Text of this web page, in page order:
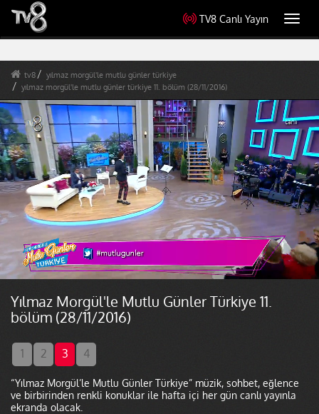
TV8 Canlı Yayın
tv8
yılmaz morgül'le mutlu günler türkiye
yılmaz morgül'le mutlu günler türkiye 11. bölüm (28/11/2016)
Yılmaz Morgül'le Mutlu Günler Türkiye 11.
bölüm (28/11/2016)
1 2 3 4
“Yılmaz Morgül’le Mutlu Günler Türkiye” müzik, sohbet, eğlence
ve birbirinden renkli konuklar ile hafta içi her gün canlı yayınla
ekranda olacak.